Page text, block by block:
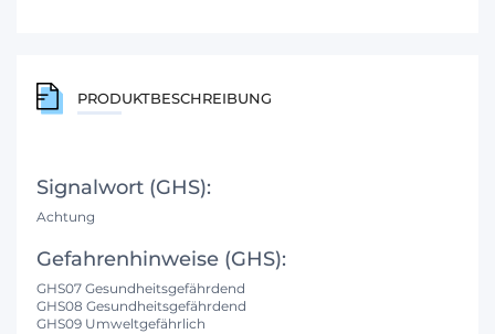
PRODUKTBESCHREIBUNG
Signalwort (GHS):
Achtung
Gefahrenhinweise (GHS):
GHS07 Gesundheitsgefährdend
GHS08 Gesundheitsgefährdend
GHS09 Umweltgefährlich